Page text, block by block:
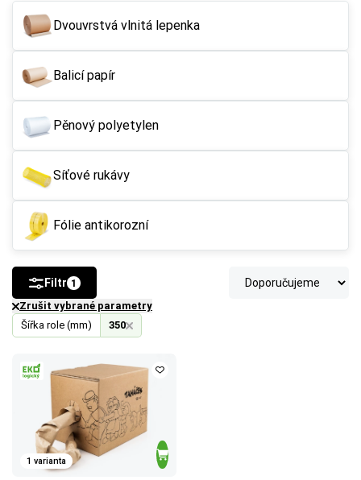
Dvouvrstvá vlnitá lepenka
Balicí papír
Pěnový polyetylen
Síťové rukávy
Fólie antikorozní
Šířka role (mm) 350
Zrušit vybrané parametry
Filtr 1
1 varianta
FSC® (Forest Stewardship Council) zaručuje, že
udržitelně spravovaných lesů. Výrobky s tímto
označením podporují šetrné hospodaření
s přírodními zdroji.
Více o ekologických certifikátech